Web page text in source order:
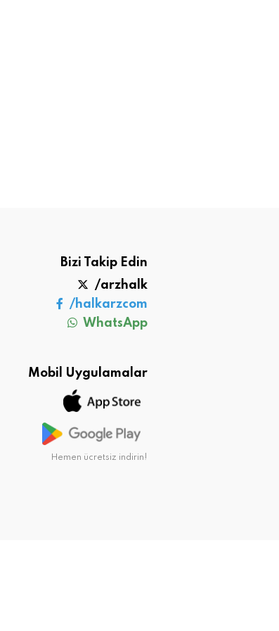
Bizi Takip Edin
/arzhalk
/halkarzcom
WhatsApp
Mobil Uygulamalar
Hemen ücretsiz indirin!